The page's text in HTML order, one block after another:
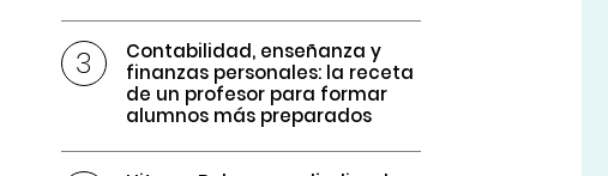
Contabilidad, enseñanza y
finanzas personales: la receta
de un profesor para formar
alumnos más preparados